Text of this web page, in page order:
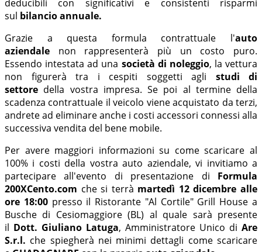
deducibili con significativi e consistenti risparmi
sul bilancio annuale.
Grazie a questa formula contrattuale l'auto
aziendale non rappresenterà più un costo puro.
Essendo intestata ad una società di noleggio, la vettura
non figurerà tra i cespiti soggetti agli studi di
settore della vostra impresa. Se poi al termine della
scadenza contrattuale il veicolo viene acquistato da terzi,
andrete ad eliminare anche i costi accessori connessi alla
successiva vendita del bene mobile.
Per avere maggiori informazioni su come scaricare al
100% i costi della vostra auto aziendale, vi invitiamo a
partecipare all'evento di presentazione di Formula
200XCento.com che si terrà martedì 12 dicembre alle
ore 18:00presso il Ristorante "Al Cortile" Grill House a
Busche di Cesiomaggiore (BL) al quale sarà presente
il Dott. Giuliano Latuga, Amministratore Unico di Are
S.r.l. che spiegherà nei minimi dettagli come scaricare